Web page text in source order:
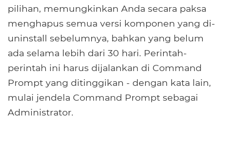
pilihan, memungkinkan Anda secara paksa
menghapus semua versi komponen yang di-
uninstall sebelumnya, bahkan yang belum
ada selama lebih dari 30 hari. Perintah-
perintah ini harus dijalankan di Command
Prompt yang ditinggikan - dengan kata lain,
mulai jendela Command Prompt sebagai
Administrator.